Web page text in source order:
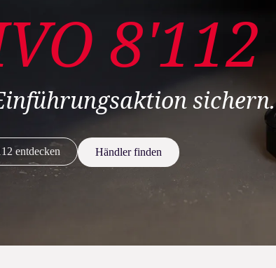
8'112
sichern.
entdecken Händler finden